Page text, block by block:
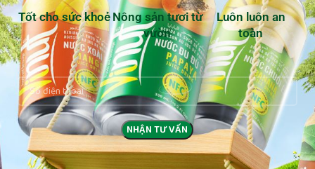
Tốt cho sức khoẻ Nông sản tươi từ
vườn
Luôn luôn an
toàn